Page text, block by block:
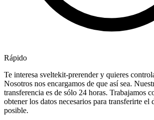
Rápido
Te interesa sveltekit-prerender y quieres
Nosotros nos encargamos de que así sea.
transferencia es de sólo 24 horas. Trabajamos
obtener los datos necesarios para transferirte el
posible.